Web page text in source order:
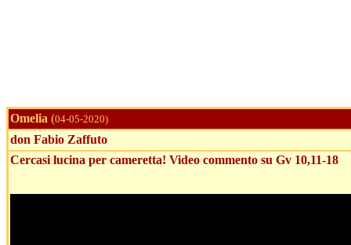
Omelia (04-05-2020)
don Fabio Zaffuto
Cercasi lucina per cameretta! Video commento su Gv 10,11-18